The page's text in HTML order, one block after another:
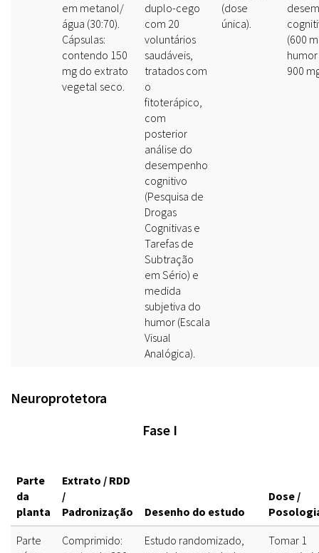
em metanol/
água (30:70).
Cápsulas:
contendo 150
mg do extrato
vegetal seco.
duplo-cego
com 20
voluntários
saudáveis,
tratados com
o
fitoterápico,
com
posterior
análise do
desempenho
cognitivo
(Pesquisa de
Drogas
Cognitivas e
Tarefas de
Subtração
em Sério) e
medida
subjetiva do
humor (Escala
Visual
Analógica).
(dose
única).
(600
900
Neuroprotetora
Fase I
Parte
da
planta
Extrato / RDD
/
Padronização
Desenho do estudo
Dose /
Parte
Comprimido:
Estudo randomizado,
Tomar 1